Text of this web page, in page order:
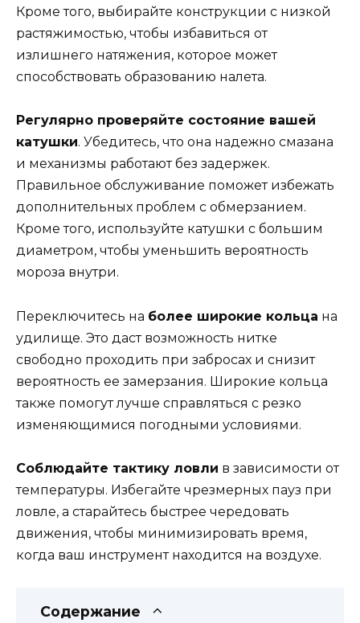
Кроме того, выбирайте конструкции с низкой
растяжимостью, чтобы избавиться от
излишнего натяжения, которое может
способствовать образованию налета.
Регулярно проверяйте состояние вашей
катушки. Убедитесь, что она надежно смазана
и механизмы работают без задержек.
Правильное обслуживание поможет избежать
дополнительных проблем с обмерзанием.
Кроме того, используйте катушки с большим
диаметром, чтобы уменьшить вероятность
мороза внутри.
Переключитесь на более широкие кольца на
удилище. Это даст возможность нитке
свободно проходить при забросах и снизит
вероятность ее замерзания. Широкие кольца
также помогут лучше справляться с резко
изменяющимися погодными условиями.
Соблюдайте тактику ловли в зависимости от
температуры. Избегайте чрезмерных пауз при
ловле, а старайтесь быстрее чередовать
движения, чтобы минимизировать время,
когда ваш инструмент находится на воздухе.
Содержание